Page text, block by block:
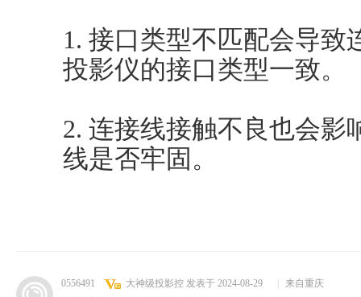
1. 接口类型不匹配会导致
投影仪的接口类型一致。
2. 连接线接触不良也会影
线是否牢固。
0556491 大神级投影控 发表于 2024-08-29 来自重庆